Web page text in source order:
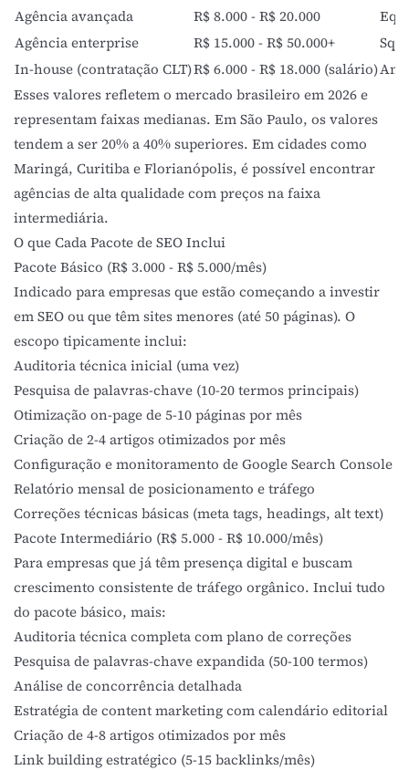
Agência avançada
R$ 8.000 - R$ 20.000
Agência enterprise
R$ 15.000 - R$ 50.000+
In-house (contratação CLT)R$ 6.000 - R$ 18.000 (salário)
Esses valores refletem o mercado brasileiro em 2026 e
representam faixas medianas. Em São Paulo, os valores
tendem a ser 20% a 40% superiores. Em cidades como
Maringá, Curitiba e Florianópolis, é possível encontrar
agências de alta qualidade com preços na faixa
intermediária.
O que Cada Pacote de SEO Inclui
Pacote Básico (R$ 3.000 - R$ 5.000/mês)
Indicado para empresas que estão começando a investir
em SEO ou que têm sites menores (até 50 páginas). O
escopo tipicamente inclui:
Auditoria técnica inicial (uma vez)
Pesquisa de palavras-chave (10-20 termos principais)
Otimização on-page de 5-10 páginas por mês
Criação de 2-4 artigos otimizados por mês
Configuração e monitoramento de Google Search Console
Relatório mensal de posicionamento e tráfego
Correções técnicas básicas (meta tags, headings, alt text)
Pacote Intermediário (R$ 5.000 - R$ 10.000/mês)
Para empresas que já têm presença digital e buscam
crescimento consistente detráfego orgânico. Inclui tudo
do pacote básico, mais:
Auditoria técnica completa com plano de correções
Pesquisa de palavras-chave expandida (50-100 termos)
Análise de concorrência detalhada
Estratégia decontent marketingcom calendário editorial
Criação de 4-8 artigos otimizados por mês
Link building estratégico (5-15 backlinks/mês)